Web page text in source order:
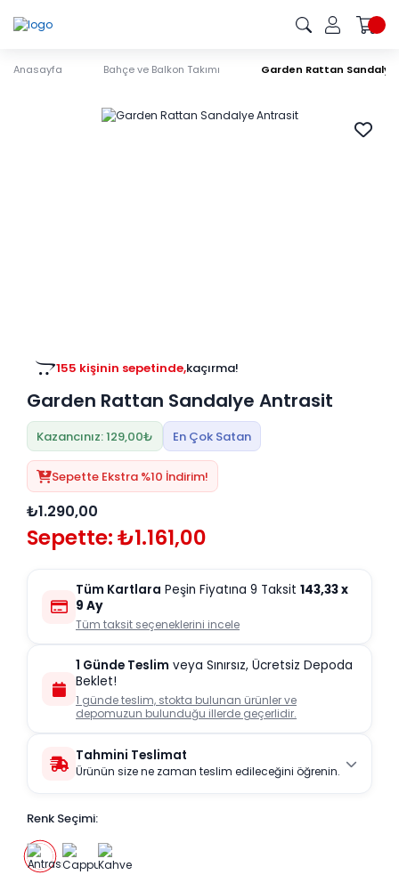
Anasayfa Bahçe ve Balkon Takımı Garden Rattan
155 kişinin sepetinde,kaçırma!
Garden Rattan Sandalye Antrasit
Kazancınız: 129,00₺ En Çok Satan
Sepette Ekstra %10 İndirim!
₺1.290,00
Sepette: ₺1.161,00
Tüm Kartlara Peşin Fiyatına 9 Taksit 143,33x
9 Ay
Tüm taksit seçeneklerini incele
1 Günde Teslim veya Sınırsız, Ücretsiz Depoda
Beklet!
1 günde teslim, stokta bulunan ürünler ve
depomuzun bulunduğu illerde geçerlidir.
Tahmini Teslimat
Ürünün size ne zaman teslim edileceğini öğrenin.
Renk Seçimi: